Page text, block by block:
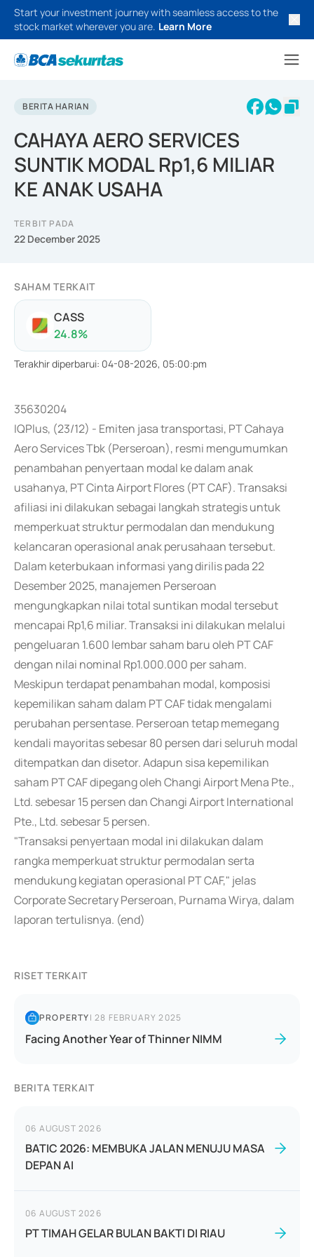
Start your investment journey with seamless access to the
stock market wherever you are. Learn More
BERITA HARIAN
CAHAYA AERO SERVICES
SUNTIK MODAL Rp1,6 MILIAR
KE ANAK USAHA
TERBIT PADA
22 December 2025
SAHAM TERKAIT
CASS
24.8%
Terakhir diperbarui: 04-08-2026, 05:00:pm
35630204
IQPlus, (23/12) - Emiten jasa transportasi, PT Cahaya
Aero Services Tbk (Perseroan), resmi mengumumkan
penambahan penyertaan modal ke dalam anak
usahanya, PT Cinta Airport Flores (PT CAF). Transaksi
afiliasi ini dilakukan sebagai langkah strategis untuk
memperkuat struktur permodalan dan mendukung
kelancaran operasional anak perusahaan tersebut.
Dalam keterbukaan informasi yang dirilis pada 22
Desember 2025, manajemen Perseroan
mengungkapkan nilai total suntikan modal tersebut
mencapai Rp1,6 miliar. Transaksi ini dilakukan melalui
pengeluaran 1.600 lembar saham baru oleh PT CAF
dengan nilai nominal Rp1.000.000 per saham.
Meskipun terdapat penambahan modal, komposisi
kepemilikan saham dalam PT CAF tidak mengalami
perubahan persentase. Perseroan tetap memegang
kendali mayoritas sebesar 80 persen dari seluruh modal
ditempatkan dan disetor. Adapun sisa kepemilikan
saham PT CAF dipegang oleh Changi Airport Mena Pte.,
Ltd. sebesar 15 persen dan Changi Airport International
Pte., Ltd. sebesar 5 persen.
"Transaksi penyertaan modal ini dilakukan dalam
rangka memperkuat struktur permodalan serta
mendukung kegiatan operasional PT CAF," jelas
Corporate Secretary Perseroan, Purnama Wirya, dalam
laporan tertulisnya. (end)
RISET TERKAIT
PROPERTY|28 FEBRUARY 2025
Facing Another Year of Thinner NIMM
BERITA TERKAIT
06 AUGUST 2026
BATIC 2026: MEMBUKA JALAN MENUJU MASA
DEPAN AI
06 AUGUST 2026
PT TIMAH GELAR BULAN BAKTI DI RIAU